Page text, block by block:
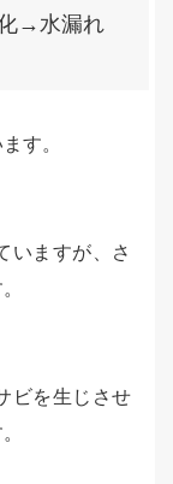
→水漏れ
す。
いますが、さ
ビを生じさせ